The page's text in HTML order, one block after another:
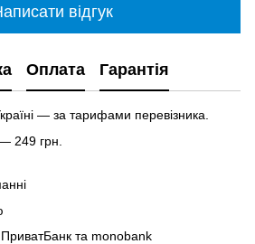
відгук
Оплата Гарантія
— за тарифами перевізника.
249 грн.
та monobank